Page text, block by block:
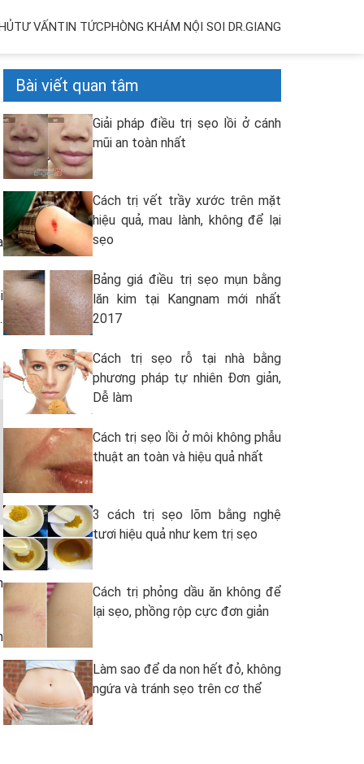
TƯ VẤNTIN TỨCPHÒNG KHÁM NỘI SOI DR.GIANG
Bài viết quan tâm
Giải pháp điều trị sẹo lồi ở cánh
mũi an toàn nhất
Cách trị vết trầy xước trên mặt
hiệu quả, mau lành, không để lại
sẹo
Bảng giá điều trị sẹo mụn bằng
lăn kim tại Kangnam mới nhất
2017
Cách trị sẹo rỗ tại nhà bằng
phương pháp tự nhiên Đơn giản,
Dễ làm
Cách trị sẹo lồi ở môi không phẫu
thuật an toàn và hiệu quả nhất
3 cách trị sẹo lõm bằng nghệ
tươi hiệu quả như kem trị sẹo
Cách trị phỏng dầu ăn không để
lại sẹo, phồng rộp cực đơn giản
Làm sao để da non hết đỏ, không
ngứa và tránh sẹo trên cơ thể